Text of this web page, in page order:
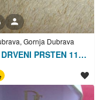
ŽENSKI DRVENI PRSTEN 11mm
Gornja Dubrava